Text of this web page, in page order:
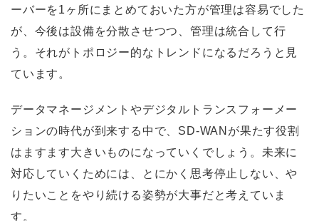
ーバーを1ヶ所にまとめておいた方が管理は容易でした
が、今後は設備を分散させつつ、管理は統合して行
う。それがトポロジー的なトレンドになるだろうと見
ています。
データマネージメントやデジタルトランスフォーメー
ションの時代が到来する中で、SD-WANが果たす役割
はますます大きいものになっていくでしょう。未来に
対応していくためには、とにかく思考停止しない、や
りたいことをやり続ける姿勢が大事だと考えていま
す。